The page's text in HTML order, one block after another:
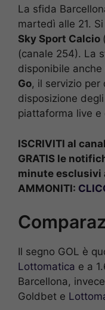
La sfida
martedì alle 21.
Sky Sport Calcio
(canale 254). La
disponibile anche
Go, il servizio per
disposizione
piattaforma live e
ISCRIVITI al
GRATIS le
minute esclusivi
AMMONITI:
Il segno GOL è
Lottomatica e a
Barcellona,
Goldbet e